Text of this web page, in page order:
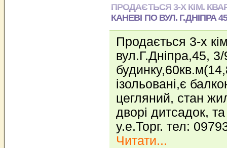
ПРОДАЄТЬСЯ 3-Х КІМ.
КАНЕВІ ПО ВУЛ. Г.ДНІПРА
Продається 3-х
вул.Г.Дніпра,45, 3/
ізольовані,є
цегляний, стан
дворі дитсадок,
у.е.Торг. тел:
Читати...